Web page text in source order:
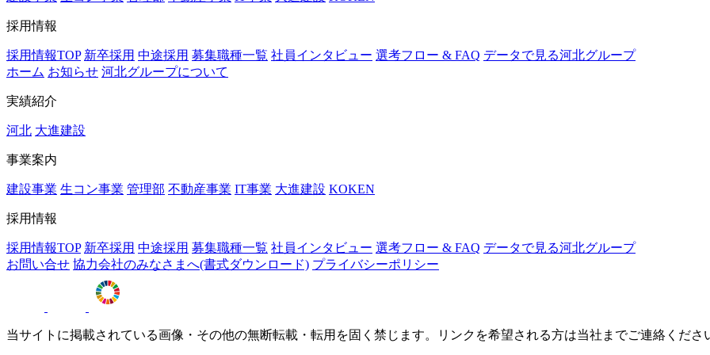
採用情報
採用情報TOP 新卒採用 中途採用 募集職種一覧 社員インタビュー 選考フロー & FAQ データで見る河北グループ
ホーム お知らせ 河北グループについて
実績紹介
河北 大進建設
事業案内
建設事業 生コン事業 管理部 不動産事業 IT事業 大進建設 KOKEN
採用情報
採用情報TOP 新卒採用 中途採用 募集職種一覧 社員インタビュー 選考フロー & FAQ データで見る河北グループ
お問い合せ 協力会社のみなさまへ(書式ダウンロード) プライバシーポリシー
当サイトに掲載されている画像・その他の無断転載・転用を固く禁じます。リンクを希望される方は当社までご連絡くださ